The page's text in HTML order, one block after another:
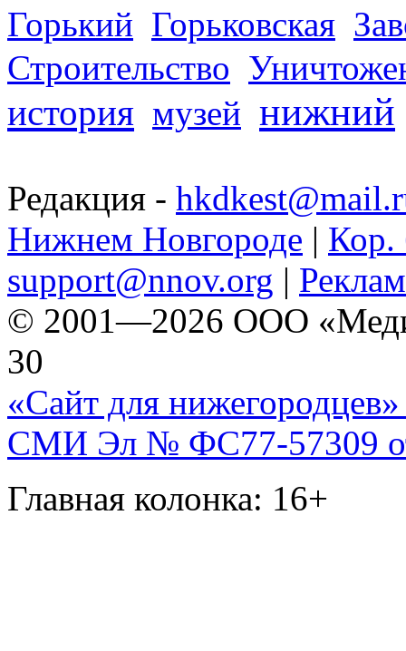
Горький Горьковская
Строительство
история музей нижний
Редакция -
Нижнем Новгороде | Кор.
support@nnov.org |
© 2001—2026 ООО
30
«Сайт для нижегородцев»
СМИ Эл № ФС77-57309
Главная колонка: 16+